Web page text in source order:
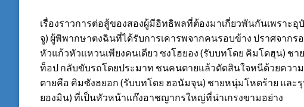
เรื่องราวการต่อสู้ของสองผู้มีอิทธิพลที่ต้องมาเกี่ยวพันกันเพราะอุ
จู) ผู้พิพากษาตงฉินที่ได้รับการเคารพจากคนรอบข้าง ปราศจาก
หัวแก้วหัวแหวนเพียงคนเดียว ซงโฮยอง (รับบทโดย คิมโดฮุน)
ท็อป กลับขับรถโดยประมาท ชนคนตายแล้วตัดสินใจหนีด้วยความ
ตายคือ คิมซังฮยอก (รับบทโดย ฮอนัมจุน) ชายหนุ่มโหดร้าย และ
ยองมิน) ที่เป็นหัวหน้าแก๊งอาชญากรใหญ่ที่น่าเกรงขามอย่าง